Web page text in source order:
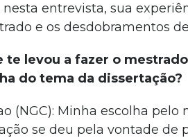
entrevista, sua
e os desdobramentos
te levou a fazer o
do tema da dissertação?
(NGC): Minha escolha pelo
se deu pela vontade de